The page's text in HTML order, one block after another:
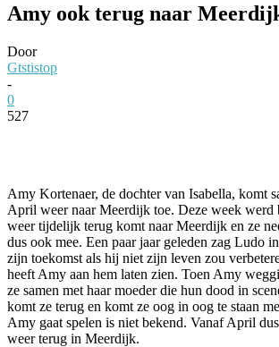
Amy ook terug naar
Door
Gtstistop
-
0
527
Amy Kortenaer, de dochter van Isabella, komt
April weer naar Meerdijk toe. Deze week werd
weer tijdelijk terug komt naar Meerdijk en ze
dus ook mee. Een paar jaar geleden zag Ludo
zijn toekomst als hij niet zijn leven zou
heeft Amy aan hem laten zien. Toen Amy
ze samen met haar moeder die hun dood in
komt ze terug en komt ze oog in oog te staan
Amy gaat spelen is niet bekend. Vanaf April
weer terug in Meerdijk.